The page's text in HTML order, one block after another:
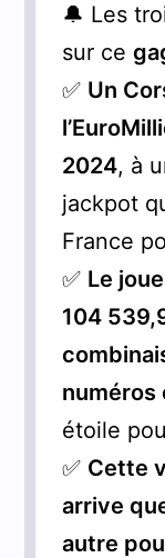
🔔 Les
sur ce
✅ Un
2024, à
jackpot
France
✅ Le
104
numéros
étoile
✅ Cette
arrive
autre